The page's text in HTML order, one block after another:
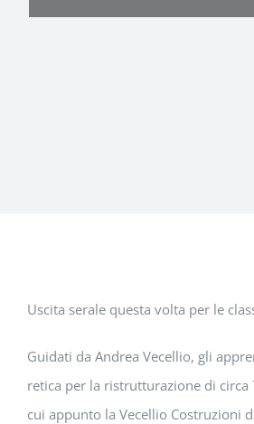
Uscita serale questa volta per le
Guidati da Andrea Vecellio, gli
retica per la ristrutturazione di
cui appunto la Vecellio Costruzioni